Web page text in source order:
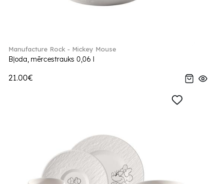
Manufacture Rock - Mickey Mouse
Bļoda, mērcestrauks 0,06 l
21.00€